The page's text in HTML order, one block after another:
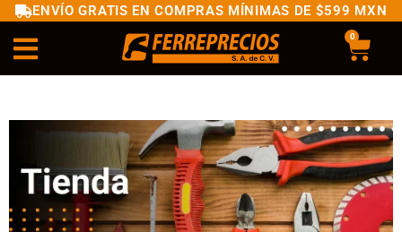
ENVÍO GRATIS EN COMPRAS MÍNIMAS DE $599 MXN
0